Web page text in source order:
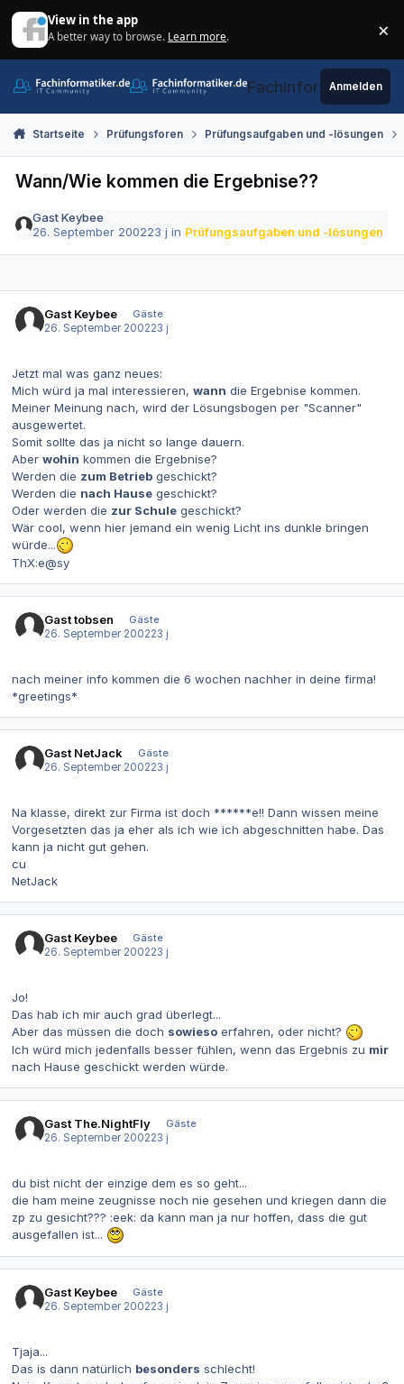
View in the app
A better way to browse. Learn more. ×
Fachinformatiker.de
Anmelden
Startseite Prüfungsforen Prüfungsaufgaben und -lösungen
Wann/Wie kommen die Ergebnise??
Gast Keybee
26. September 200223 j in Prüfungsaufgaben und -lösungen
Gast Keybee
Gäste
26. September 200223 j
Jetzt mal was ganz neues:
Mich würd ja mal interessieren, wann die Ergebnise kommen.
Meiner Meinung nach, wird der Lösungsbogen per "Scanner"
ausgewertet.
Somit sollte das ja nicht so lange dauern.
Aber wohin kommen die Ergebnise?
Werden die zum Betrieb geschickt?
Werden die nach Hause geschickt?
Oder werden die zur Schule geschickt?
Wär cool, wenn hier jemand ein wenig Licht ins dunkle bringen
würde...
ThX:e@sy
Gast tobsen
Gäste
26. September 200223 j
nach meiner info kommen die 6 wochen nachher in deine firma!
*greetings*
Gast NetJack
Gäste
26. September 200223 j
Na klasse, direkt zur Firma ist doch ******e!! Dann wissen meine
Vorgesetzten das ja eher als ich wie ich abgeschnitten habe. Das
kann ja nicht gut gehen.
cu
NetJack
Gast Keybee
Gäste
26. September 200223 j
Jo!
Das hab ich mir auch grad überlegt...
Aber das müssen die doch sowieso erfahren, oder nicht?
Ich würd mich jedenfalls besser fühlen, wenn das Ergebnis zu mir
nach Hause geschickt werden würde.
Gast The.NightFly
Gäste
26. September 200223 j
du bist nicht der einzige dem es so geht...
die ham meine zeugnisse noch nie gesehen und kriegen dann die
zp zu gesicht??? :eek: da kann man ja nur hoffen, dass die gut
ausgefallen ist...
Gast Keybee
Gäste
26. September 200223 j
Tjaja...
Das is dann natürlich besonders schlecht!